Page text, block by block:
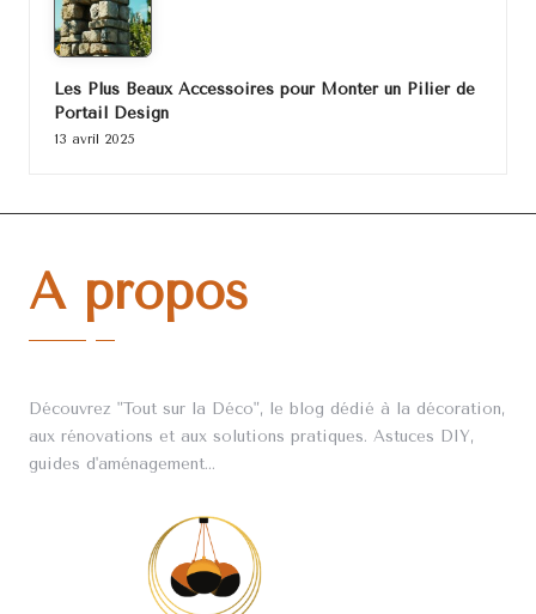
Les Plus Beaux Accessoires pour Monter un Pilier de
Portail Design
13 avril 2025
A propos
Découvrez "Tout sur la Déco", le blog dédié à la décoration,
aux rénovations et aux solutions pratiques. Astuces DIY,
guides d'aménagement...